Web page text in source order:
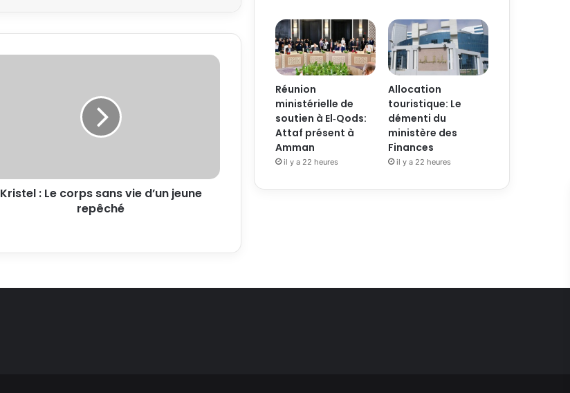
Kristel : Le corps sans vie d’un jeune
repêché
Réunion
ministérielle de
soutien à El‑Qods:
Attaf présent à
Amman
il y a 22 heures
Allocation
touristique: Le
démenti du
ministère des
Finances
il y a 22 heures